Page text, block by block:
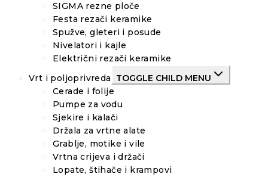
SIGMA rezne ploče
Festa rezači keramike
Spužve, gleteri i posude
Nivelatori i kajle
Električni rezači keramike
Vrt i poljoprivreda
TOGGLE CHILD MENU
Cerade i folije
Pumpe za vodu
Sjekire i kalači
Držala za vrtne alate
Grablje, motike i vile
Vrtna crijeva i držači
Lopate, štihače i krampovi